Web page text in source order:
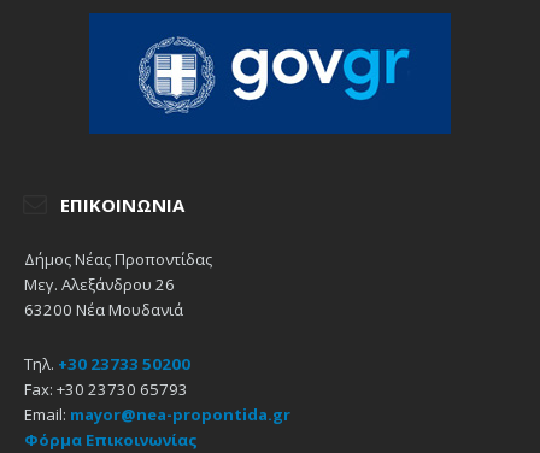
ΕΠΙΚΟΙΝΩΝΊΑ
Δήμος Νέας Προποντίδας
Μεγ. Αλεξάνδρου 26
63200 Νέα Μουδανιά
Τηλ. +30 23733 50200
Fax: +30 23730 65793
Email: mayor@nea-propontida.gr
Φόρμα Επικοινωνίας